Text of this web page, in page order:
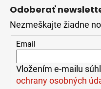
Odoberať
Nezmeškajte žiadne
Email
Vložením e-mailu
ochrany osobných